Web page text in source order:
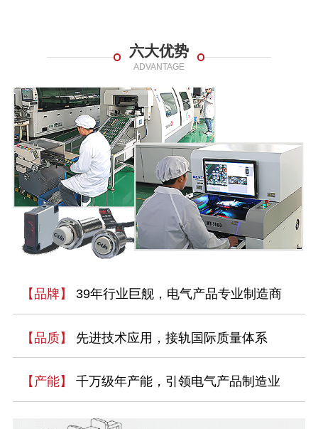
六大优势
ADVANTAGE
【品牌】 39年行业巨舰，电气产品专业制造商
【品质】 先进技术应用，接轨国际质量体系
【产能】 千万级年产能，引领电气产品制造业